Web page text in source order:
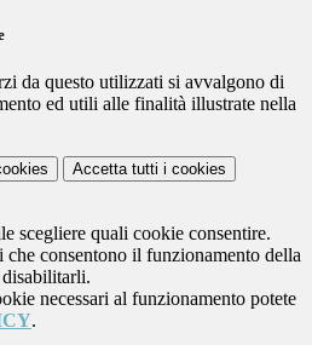
da questo utilizzati si avvalgono di
ed utili alle finalità illustrate nella
Accetta tutti i cookies
scegliere quali cookie consentire.
che consentono il funzionamento della
necessari al funzionamento potete
.